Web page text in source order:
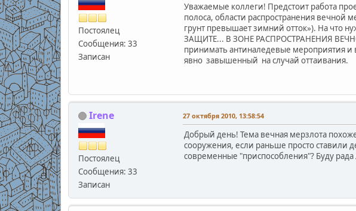
Постоялец
Сообщения: 33
Записан
Уважаемые коллеги! Предстоит работа
полоса, области распространения вечной
грунт превышает зимний отток»). На что
ЗАЩИТЕ... В ЗОНЕ РАСПРОСТРАНЕНИЯ
принимать антиналедевые мероприятия и
явно завышенный на случай оттаивания.
Irene
Постоялец
Сообщения: 33
Записан
27 октября 2010, 13:58:54
Добрый день! Тема вечная мерзлота
сооружения, если раньше просто ставили
современные "приспособления"? Буду